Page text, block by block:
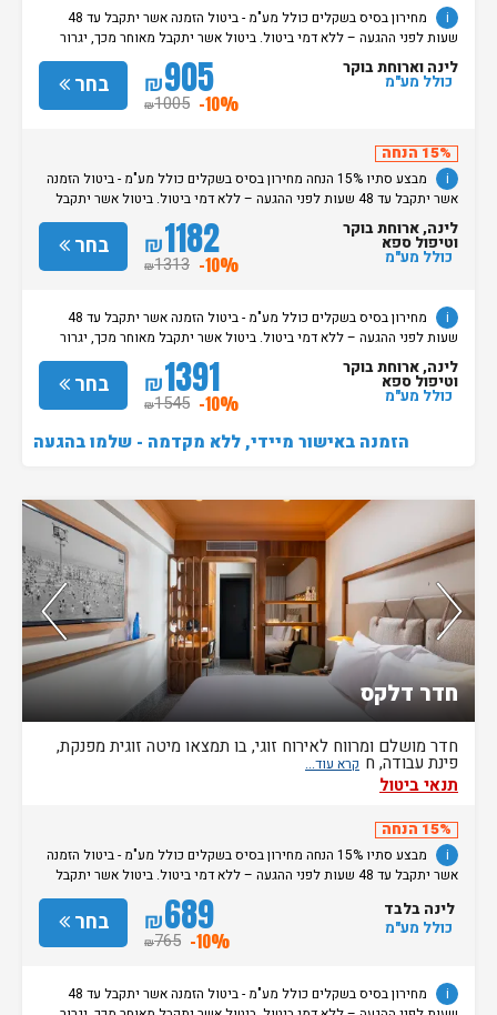
i
מחירון בסיס בשקלים כולל מע"מ - ביטול הזמנה אשר יתקבל עד 48
שעות לפני ההגעה – ללא דמי ביטול. ביטול אשר יתקבל מאוחר מכך, יגרור
חיוב בסך 50% מעלות ההזמנה. אי הגעה ללא כל הודעה מוקדמת תגרור חיוב
בסך 100% מעלות ההזמנה. מדיניות קבלת/עזיבת חדרים: שעת קבלת החדרים
הינה החל מהשעה 15:00. בימי שבת / חג: קבלת חדרים החל מצאת
השבת/החג. שעת עזיבת חדרים בכל ימות השבוע עד השעה 11:00. בימי שבת/
בחר ₪905
₪1005 -10%
לינה וארוחת בוקר
כולל מע"מ
15% הנחה
i
מבצע סתיו 15% הנחה מחירון בסיס בשקלים כולל מע"מ - ביטול הזמנה
אשר יתקבל עד 48 שעות לפני ההגעה – ללא דמי ביטול. ביטול אשר יתקבל
מאוחר מכך, יגרור חיוב בסך 50% מעלות ההזמנה. אי הגעה ללא כל הודעה
מוקדמת תגרור חיוב בסך 100% מעלות ההזמנה. מדיניות קבלת/עזיבת חדרים:
שעת קבלת החדרים הינה החל מהשעה 15:00. בימי שבת / חג: קבלת חדרים
החל מצאת השבת/החג. שעת עזיבת חדרים בכל ימות השבוע עד השעה 11:00.
בחר ₪1182
₪1313 -10%
לינה, ארוחת בוקר
וטיפול ספא
כולל מע"מ
i
מחירון בסיס בשקלים כולל מע"מ - ביטול הזמנה אשר יתקבל עד 48
שעות לפני ההגעה – ללא דמי ביטול. ביטול אשר יתקבל מאוחר מכך, יגרור
חיוב בסך 50% מעלות ההזמנה. אי הגעה ללא כל הודעה מוקדמת תגרור חיוב
בסך 100% מעלות ההזמנה. מדיניות קבלת/עזיבת חדרים: שעת קבלת החדרים
הינה החל מהשעה 15:00. בימי שבת / חג: קבלת חדרים החל מצאת
השבת/החג. שעת עזיבת חדרים בכל ימות השבוע עד השעה 11:00. בימי שבת/
בחר ₪1391
₪1545 -10%
לינה, ארוחת בוקר
וטיפול ספא
כולל מע"מ
הזמנה באישור מיידי, ללא מקדמה - שלמו בהגעה
חדר דלקס
חדר מושלם ומרווח לאירוח זוגי, בו תמצאו מיטה זוגית מפנקת,
פינת עבודה, ח
תנאי ביטול
15% הנחה
i
מבצע סתיו 15% הנחה מחירון בסיס בשקלים כולל מע"מ - ביטול הזמנה
אשר יתקבל עד 48 שעות לפני ההגעה – ללא דמי ביטול. ביטול אשר יתקבל
מאוחר מכך, יגרור חיוב בסך 50% מעלות ההזמנה. אי הגעה ללא כל הודעה
מוקדמת תגרור חיוב בסך 100% מעלות ההזמנה. מדיניות קבלת/עזיבת חדרים:
שעת קבלת החדרים הינה החל מהשעה 15:00. בימי שבת / חג: קבלת חדרים
החל מצאת השבת/החג. שעת עזיבת חדרים בכל ימות השבוע עד השעה 11:00.
בחר ₪689
₪765 -10%
לינה בלבד
כולל מע"מ
i
מחירון בסיס בשקלים כולל מע"מ - ביטול הזמנה אשר יתקבל עד 48